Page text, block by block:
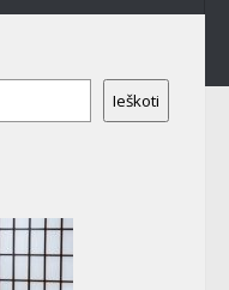
Ieškoti